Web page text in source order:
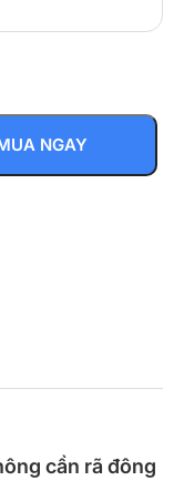
NGAY
cần rã đông